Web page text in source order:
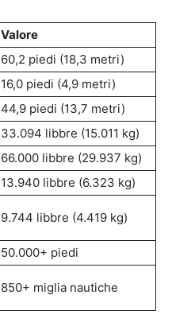
Valore
60,2 piedi (18,3 metri)
16,0 piedi (4,9 metri)
44,9 piedi (13,7 metri)
33.094 libbre (15.011 kg)
66.000 libbre (29.937 kg)
13.940 libbre (6.323 kg)
9.744 libbre (4.419 kg)
50.000+ piedi
850+ miglia nautiche